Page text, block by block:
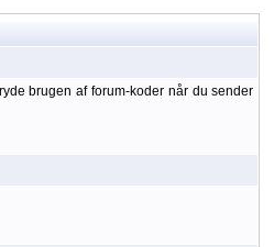
brugen af forum-koder når du sender